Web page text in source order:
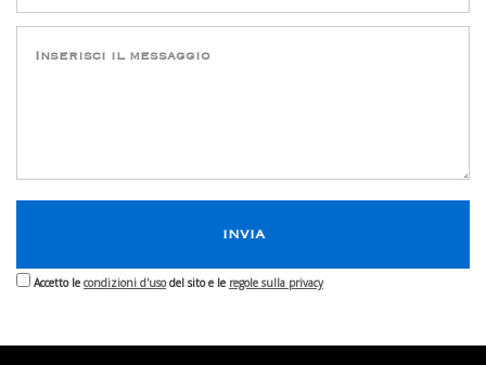
Accetto le condizioni d'usodel sito e le regole sulla privacy